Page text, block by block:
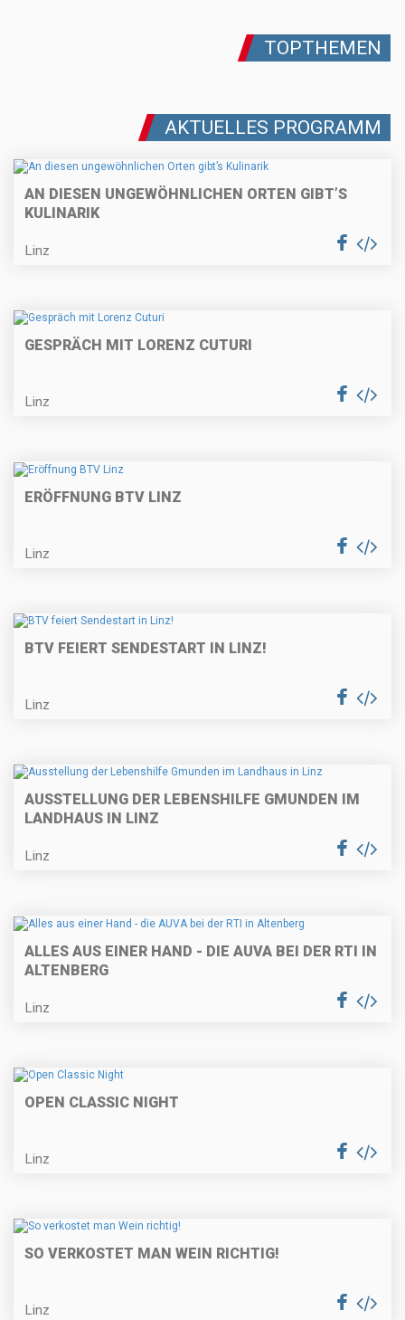
TOPTHEMEN
AKTUELLES PROGRAMM
AN DIESEN UNGEWÖHNLICHEN ORTEN GIBT’S
KULINARIK
Linz
GESPRÄCH MIT LORENZ CUTURI
Linz
ERÖFFNUNG BTV LINZ
Linz
BTV FEIERT SENDESTART IN LINZ!
Linz
AUSSTELLUNG DER LEBENSHILFE GMUNDEN IM
LANDHAUS IN LINZ
Linz
ALLES AUS EINER HAND - DIE AUVA BEI DER RTI IN
ALTENBERG
Linz
OPEN CLASSIC NIGHT
Linz
SO VERKOSTET MAN WEIN RICHTIG!
Linz